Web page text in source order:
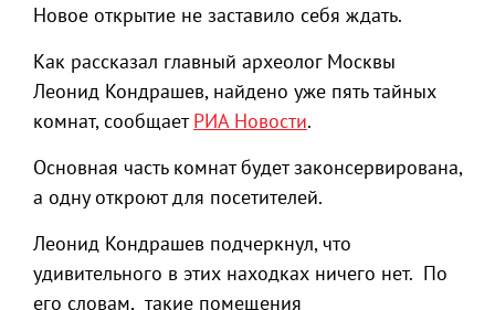
Новое открытие не заставило себя ждать.
Как рассказал главный археолог Москвы
Леонид Кондрашев, найдено уже пять тайных
комнат, сообщаетРИА Новости.
Основная часть комнат будет законсервирована,
а одну откроют для посетителей.
Леонид Кондрашев подчеркнул, что
удивительного в этих находках ничего нет. По
его словам, такие помещения